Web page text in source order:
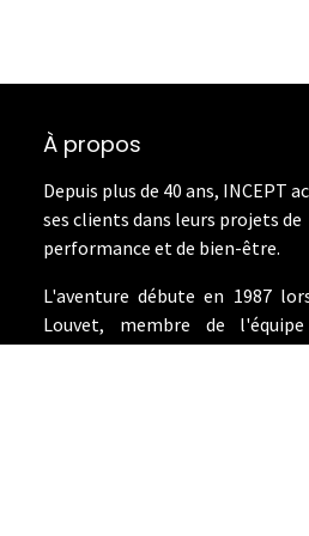
À propos
Depuis plus de 40 ans, INCEPT
ses clients dans leurs projets de
performance et de bien-être.
L'aventure débute en 1987
Louvet, membre de